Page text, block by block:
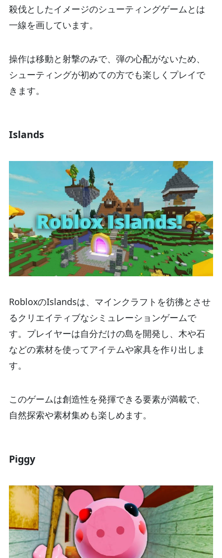
殺伐としたイメージのシューティングゲームとは
一線を画しています。
操作は移動と射撃のみで、弾の心配がないため、
シューティングが初めての方でも楽しくプレイで
きます。
Islands
RobloxのIslandsは、マインクラフトを彷彿とさせ
るクリエイティブなシミュレーションゲームで
す。プレイヤーは自分だけの島を開発し、木や石
などの素材を使ってアイテムや家具を作り出しま
す。
このゲームは創造性を発揮できる要素が満載で、
自然探索や素材集めも楽しめます。
Piggy